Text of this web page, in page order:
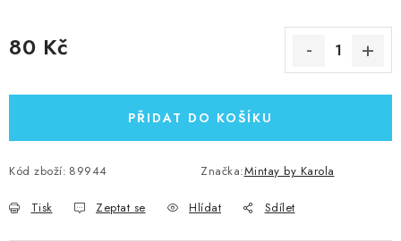
80 Kč
PŘIDAT DO KOŠÍKU
Kód zboží: 89944 Značka:Mintay by Karola
Tisk Zeptat se Hlídat Sdílet